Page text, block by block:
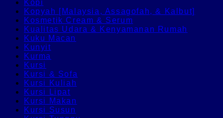
Kopi
Kopyah [Malaysia, Assagofah, & Kalbut]
Kosmetik Cream & Serum
Kualitas Udara & Kenyamanan Rumah
Kuku Macan
Kunyit
Kurma
Kursi
Kursi & Sofa
Kursi Kuliah
Kursi Lipat
Kursi Makan
Kursi Susun